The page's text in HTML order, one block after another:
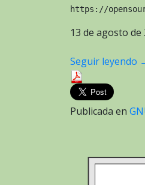
https://
13 de agosto de
Seguir leyendo
Publicada en